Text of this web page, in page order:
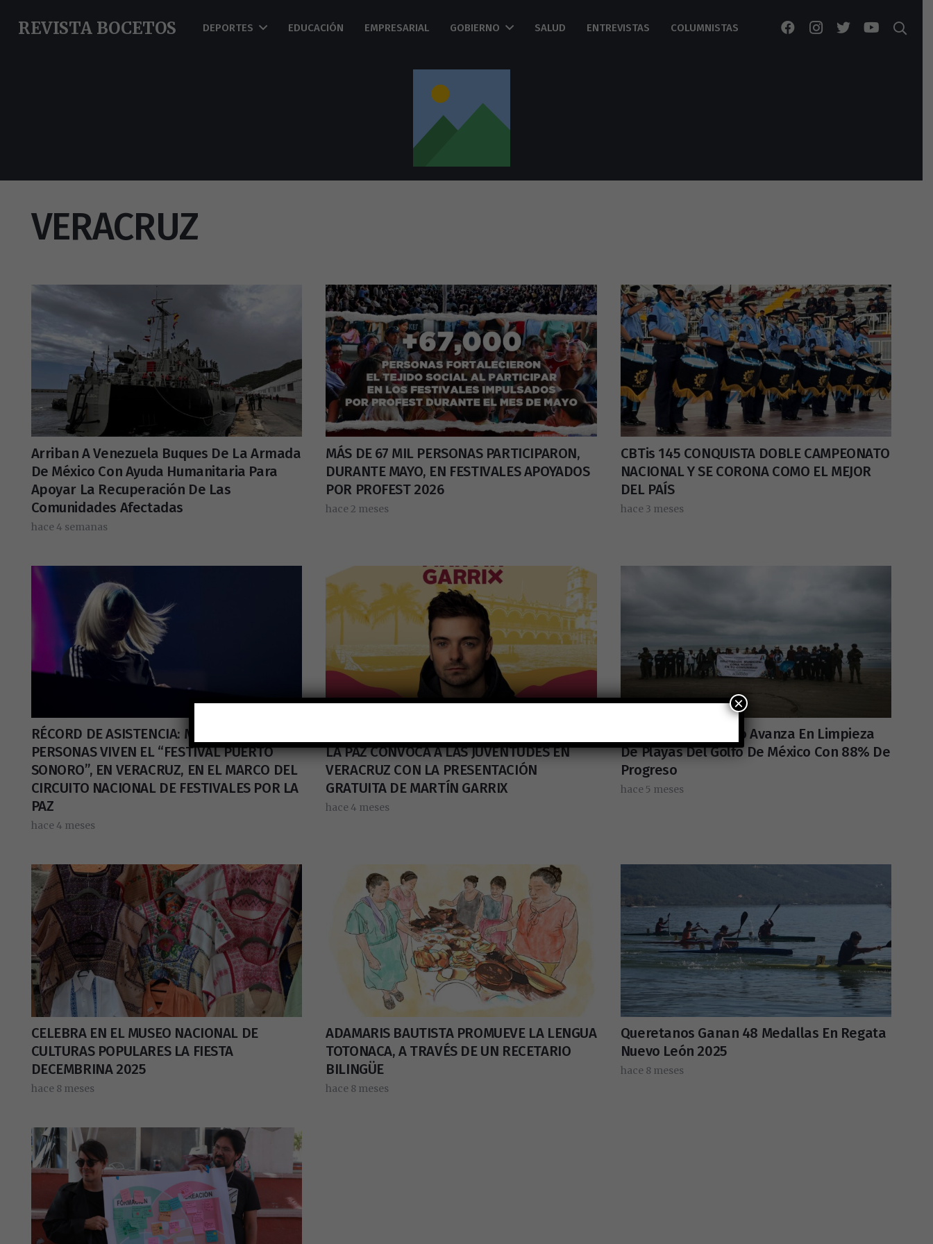
REVISTA BOCETOS DEPORTES EDUCACIÓN EMPRESARIAL GOBIERNO SALUD ENTREVISTAS COLUMNISTAS
VERACRUZ
Arriban A Venezuela Buques De La Armada
De México Con Ayuda Humanitaria Para
Apoyar La Recuperación De Las
Comunidades Afectadas
hace 4 semanas
MÁS DE 67 MIL PERSONAS PARTICIPARON,
DURANTE MAYO, EN FESTIVALES APOYADOS
POR PROFEST 2026
hace 2 meses
CBTis 145 CONQUISTA DOBLE CAMPEONATO
NACIONAL Y SE CORONA COMO EL MEJOR
DEL PAÍS
hace 3 meses
RÉCORD DE ASISTENCIA: MÁS DE 130 MIL
PERSONAS VIVEN EL “FESTIVAL PUERTO
SONORO”, EN VERACRUZ, EN EL MARCO DEL
CIRCUITO NACIONAL DE FESTIVALES POR LA
PAZ
hace 4 meses
LA PAZ CONVOCA A LAS JUVENTUDES EN
VERACRUZ CON LA PRESENTACIÓN
GRATUITA DE MARTÍN GARRIX
hace 4 meses
Gobierno De México Avanza En Limpieza
De Playas Del Golfo De México Con 88% De
Progreso
hace 5 meses
CELEBRA EN EL MUSEO NACIONAL DE
CULTURAS POPULARES LA FIESTA
DECEMBRINA 2025
hace 8 meses
ADAMARIS BAUTISTA PROMUEVE LA LENGUA
TOTONACA, A TRAVÉS DE UN RECETARIO
BILINGÜE
hace 8 meses
Queretanos Ganan 48 Medallas En Regata
Nuevo León 2025
hace 8 meses
×